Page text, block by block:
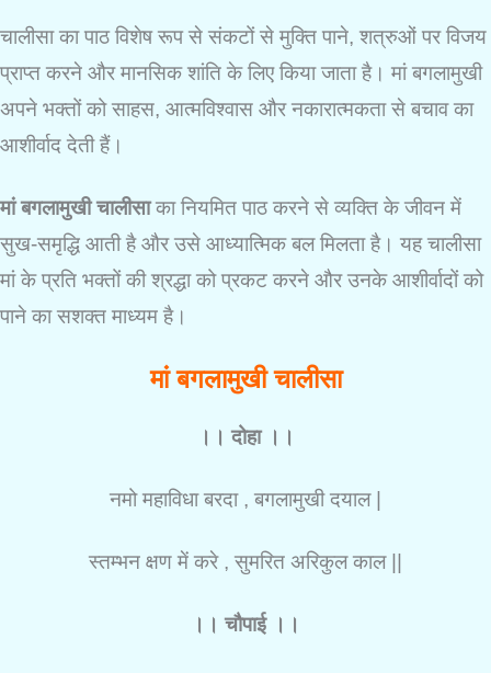
चालीसा का पाठ विशेष रूप से संकटों से मुक्ति पाने, शत्रुओं पर विजय
प्राप्त करने और मानसिक शांति के लिए किया जाता है। मां बगलामुखी
अपने भक्तों को साहस, आत्मविश्वास और नकारात्मकता से बचाव का
आशीर्वाद देती हैं।
मां बगलामुखी चालीसाका नियमित पाठ करने से व्यक्ति के जीवन में
सुख-समृद्धि आती है और उसे आध्यात्मिक बल मिलता है। यह चालीसा
मां के प्रति भक्तों की श्रद्धा को प्रकट करने और उनके आशीर्वादों को
पाने का सशक्त माध्यम है।
मां बगलामुखी चालीसा
।। दोहा ।।
नमो महाविधा बरदा , बगलामुखी दयाल |
स्तम्भन क्षण में करे , सुमरित अरिकुल काल ||
।। चौपाई ।।